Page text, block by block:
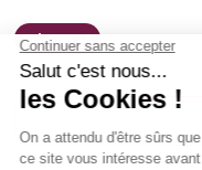
Frisson 🎢